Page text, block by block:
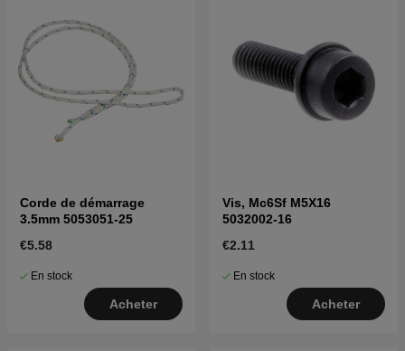
Corde de démarrage
3.5mm 5053051-25
€5.58
En stock
Acheter
Vis, Mc6Sf M5X16
5032002-16
€2.11
En stock
Acheter